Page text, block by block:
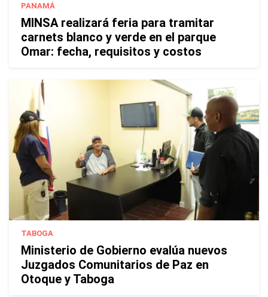
PANAMÁ
MINSA realizará feria para tramitar
carnets blanco y verde en el parque
Omar: fecha, requisitos y costos
TABOGA
Ministerio de Gobierno evalúa nuevos
Juzgados Comunitarios de Paz en
Otoque y Taboga